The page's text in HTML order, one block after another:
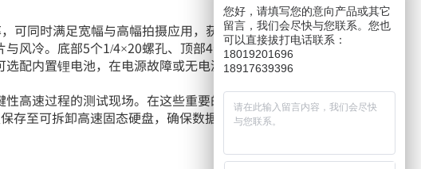
可同时满足宽幅与高幅拍摄应用，获取比普通宽幅相机更多
风冷。底部5个1/4×20螺孔、顶部4个1/4×20螺孔，安装固
配内置锂电池，在电源故障或无电源可用时，依旧可以正常
高速过程的测试现场。在这些重要的项目中，需要一个坚固
存至可拆卸高速固态硬盘，确保数据安全。
您好，请填写您的意向产品或其它
留言，我们会尽快与您联系。您也
可以直接拔打电话联系：
18019201696
18917639396